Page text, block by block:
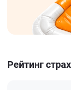
Рейтинг